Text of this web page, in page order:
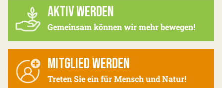
AKTIV WERDEN
Gemeinsam können wir mehr bewegen!
MITGLIED WERDEN
Treten Sie ein für Mensch und Natur!